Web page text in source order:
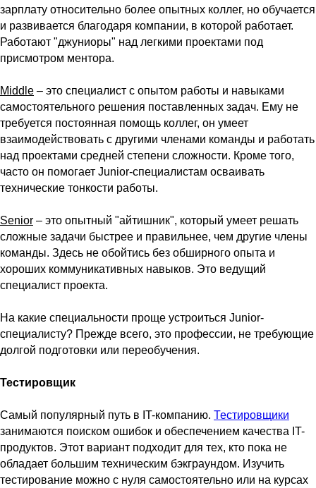
зарплату относительно более опытных коллег, но обучается
и развивается благодаря компании, в которой работает.
Работают "джуниоры" над легкими проектами под
присмотром ментора.
Middle – это специалист с опытом работы и навыками
самостоятельного решения поставленных задач. Ему не
требуется постоянная помощь коллег, он умеет
взаимодействовать с другими членами команды и работать
над проектами средней степени сложности. Кроме того,
часто он помогает Junior-специалистам осваивать
технические тонкости работы.
Senior – это опытный "айтишник", который умеет решать
сложные задачи быстрее и правильнее, чем другие члены
команды. Здесь не обойтись без обширного опыта и
хороших коммуникативных навыков. Это ведущий
специалист проекта.
На какие специальности проще устроиться Junior-
специалисту? Прежде всего, это профессии, не требующие
долгой подготовки или переобучения.
Тестировщик
Самый популярный путь в IT-компанию. Тестировщики
занимаются поиском ошибок и обеспечением качества IT-
продуктов. Этот вариант подходит для тех, кто пока не
обладает большим техническим бэкграундом. Изучить
тестирование можно с нуля самостоятельно или на курсах